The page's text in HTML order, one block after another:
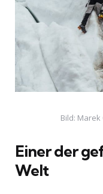
Bild:
Einer der
Welt